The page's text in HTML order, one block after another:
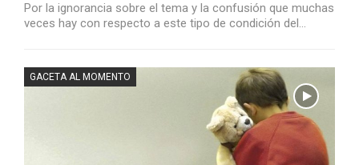
Por la ignorancia sobre el tema y la confusión que muchas
veces hay con respecto a este tipo de condición del…
GACETA AL MOMENTO